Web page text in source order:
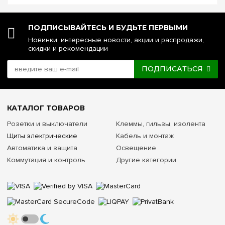
Сталь, высококачественный изолирующий пластик, цвет —
белый (RAL 9003)
Тип и исполнение дверцы
Комплектация шинными распределителями
Фирменные распределительные клеммы PE и N
входят в комплект
Степень защиты от пыли и влаги
помещений)
Функционал фасадной части
Перевешиваемые петли (открывание влево/вправо)
ПОДПИСЫВАЙТЕСЬ И БУДЬТЕ ПЕРВЫМИ
Новинки, интересные новости, акции и распродажи,
скидки и рекомендации
ПОДПИСАТЬСЯ
КАТАЛОГ ТОВАРОВ
Розетки и выключатели
Щиты электрические
Автоматика и защита
Коммутация и контроль
Клеммы, гильзы, изолента
Кабель и монтаж
Освещение
Другие категории